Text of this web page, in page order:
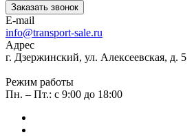
Заказать звонок
E-mail
info@transport-sale.ru
Адрес
г. Дзержинский, ул. Алексеевская, д. 5
Режим работы
Пн. – Пт.: с 9:00 до 18:00